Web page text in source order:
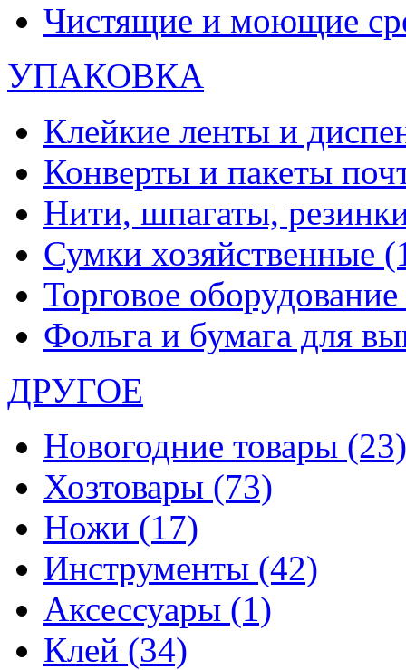
Чистящие и моющие
УПАКОВКА
Клейкие ленты и
Конверты и пакеты
Нити, шпагаты,
Сумки хозяйственные
Торговое оборудование
Фольга и бумага для
ДРУГОЕ
Новогодние товары (23)
Хозтовары (73)
Ножи (17)
Инструменты (42)
Аксессуары (1)
Клей (34)